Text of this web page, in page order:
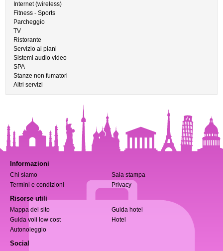
Internet (wireless)
Fitness - Sports
Parcheggio
TV
Ristorante
Servizio ai piani
Sistemi audio video
SPA
Stanze non fumatori
Altri servizi
Informazioni
Chi siamo
Sala stampa
Termini e condizioni
Privacy
Risorse utili
Mappa del sito
Guida hotel
Guida voli low cost
Hotel
Autonoleggio
Social